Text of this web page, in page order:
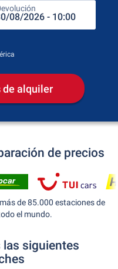
de alquiler
de precios
de 85.000 estaciones de
el mundo.
las siguientes